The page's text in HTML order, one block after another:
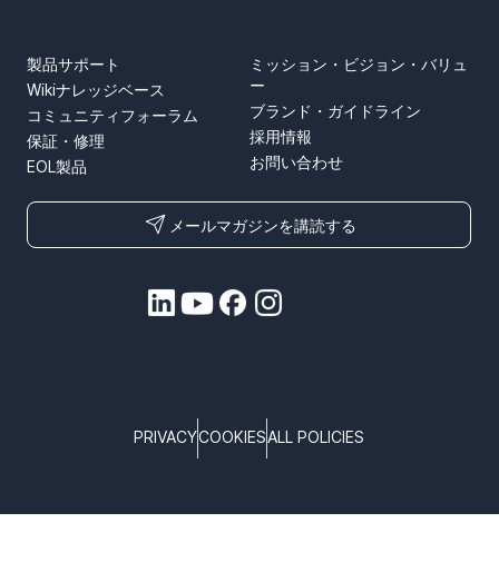
ミッション・ビジョン・バリュ
ー
ブランド・ガイドライン
採用情報
お問い合わせ
製品サポート
Wikiナレッジベース
コミュニティフォーラム
保証・修理
EOL製品
メールマガジンを講読する
PRIVACYCOOKIESALL POLICIES